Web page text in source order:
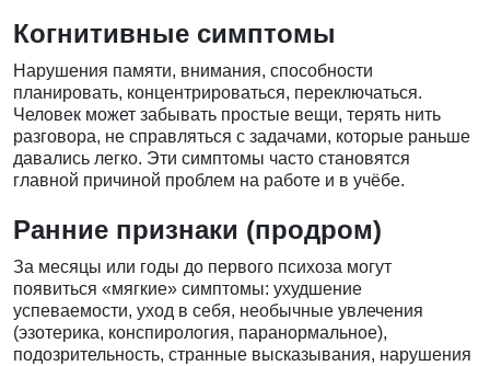
Когнитивные симптомы
Нарушения памяти, внимания, способности
планировать, концентрироваться, переключаться.
Человек может забывать простые вещи, терять нить
разговора, не справляться с задачами, которые раньше
давались легко. Эти симптомы часто становятся
главной причиной проблем на работе и в учёбе.
Ранние признаки (продром)
За месяцы или годы до первого психоза могут
появиться «мягкие» симптомы: ухудшение
успеваемости, уход в себя, необычные увлечения
(эзотерика, конспирология, паранормальное),
подозрительность, странные высказывания, нарушения